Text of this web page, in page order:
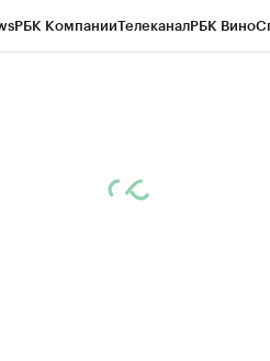
РБК КомпанииТелеканалРБК Вино